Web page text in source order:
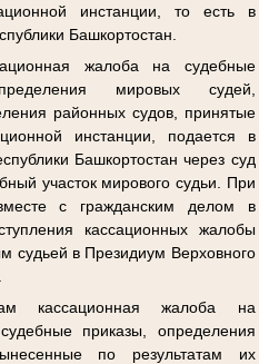
инстанции, то есть в
Башкортостан.
жалоба на судебные
мировых судей,
районных судов, принятые
инстанции, подается в
Башкортостан через суд
участок мирового судьи. При
с гражданским делом в
кассационных жалобы
судьей в Президиум Верховного
кассационная жалоба на
приказы, определения
по результатам их